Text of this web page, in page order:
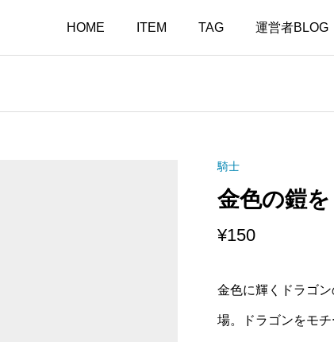
HOME ITEM TAG 運営者BLOG
騎士
金色の鎧
¥150
金色に輝くドラゴ
場。ドラゴンをモ